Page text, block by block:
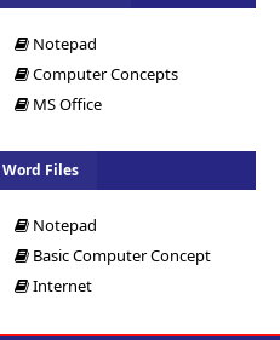
Notepad
Computer Concepts
MS Office
Files
Notepad
Basic Computer Concept
Internet